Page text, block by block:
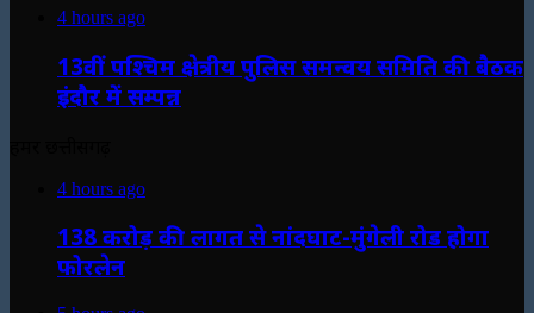
4 hours ago
13वीं पश्चिम क्षेत्रीय पुलिस समन्वय समिति की बैठक
इंदौर में सम्पन्न
4 hours ago
138 करोड़ की लागत से नांदघाट-मुंगेली रोड होगा
फोरलेन